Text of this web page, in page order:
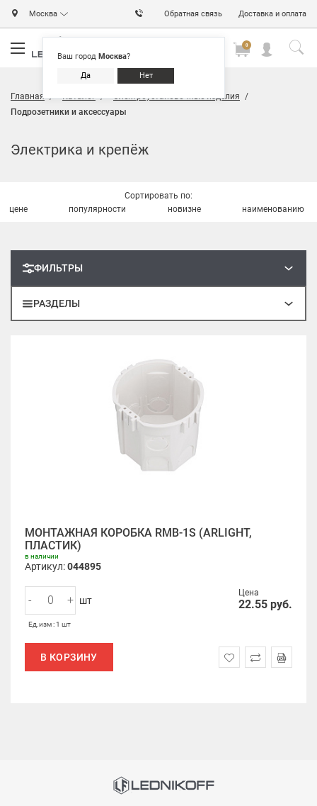
Москва
Ваш город Москва?
Да Нет
Обратная связь Доставка и оплата
0
Главная Каталог
Электроустановочные изделия
Подрозетники и аксессуары
Электрика и крепёж
РАЗДЕЛЫ
ФИЛЬТРЫ
Сортировать по:
цене
популярности новизне наименованию
МОНТАЖНАЯ КОРОБКА RMB-1S (ARLIGHT,
ПЛАСТИК)
в наличии
Артикул:044895
Цена
22.55 руб.
- + шт
Ед.изм : 1 шт
В КОРЗИНУ